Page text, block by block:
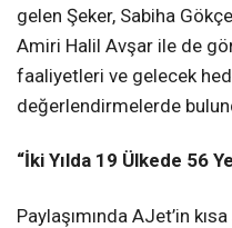
gelen Şeker, Sabiha
Amiri Halil Avşar ile de
faaliyetleri ve gelecek
değerlendirmelerde
“İki Yılda 19 Ülkede 56
Paylaşımında AJet’in